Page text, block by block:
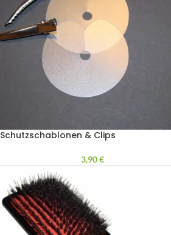
Schutzschablonen & Clips
3,90€